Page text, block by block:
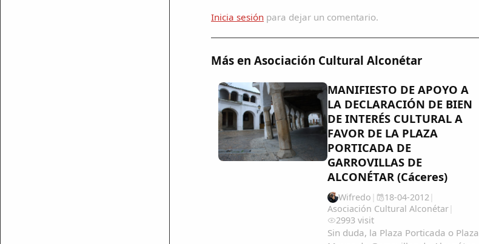
Inicia sesión para dejar un comentario.
Más en Asociación Cultural Alconétar
MANIFIESTO DE APOYO A
LA DECLARACIÓN DE BIEN
DE INTERÉS CULTURAL A
FAVOR DE LA PLAZA
PORTICADA DE
GARROVILLAS DE
ALCONÉTAR (Cáceres)
Wifredo | 18-04-2012|
Asociación Cultural Alconétar|
2993 visit
Sin duda, la Plaza Porticada o Plaza